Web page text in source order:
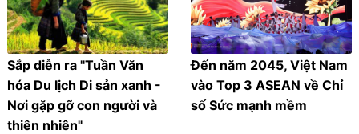
Sắp diễn ra "Tuần Văn
hóa Du lịch Di sản xanh -
Nơi gặp gỡ con người và
thiên nhiên"
Đến năm 2045, Việt Nam
vào Top 3 ASEAN về Chỉ
số Sức mạnh mềm